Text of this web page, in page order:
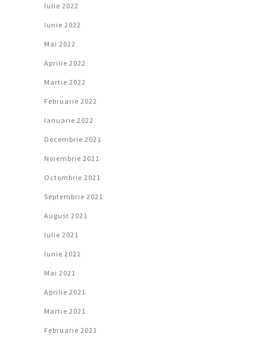
Iulie 2022
Iunie 2022
Mai 2022
Aprilie 2022
Martie 2022
Februarie 2022
Ianuarie 2022
Decembrie 2021
Noiembrie 2021
Octombrie 2021
Septembrie 2021
August 2021
Iulie 2021
Iunie 2021
Mai 2021
Aprilie 2021
Martie 2021
Februarie 2021